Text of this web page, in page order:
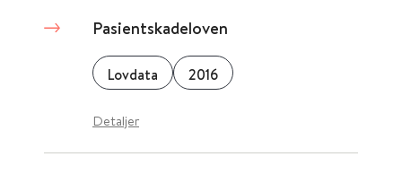
Pasientskadeloven
Lovdata 2016
Detaljer